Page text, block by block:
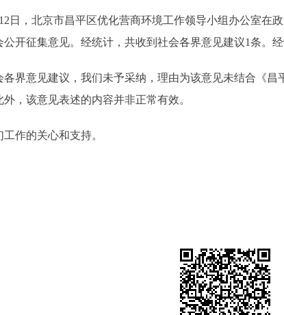
，北京市昌平区优化营商环境工作领导小组办公室在
公开征集意见。经统计，共收到社会各界意见建议1条。
意见建议，我们未予采纳，理由为该意见未结合《昌
，该意见表述的内容并非正常有效。
作的关心和支持。